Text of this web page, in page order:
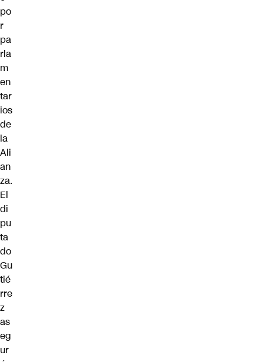
po
r
pa
rla
m
en
tar
ios
de
la
Ali
an
za.
El
di
pu
ta
do
Gu
tié
rre
z
as
eg
ur